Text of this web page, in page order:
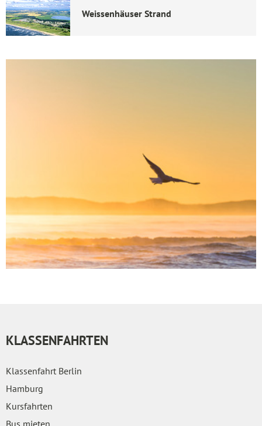
Weissenhäuser Strand
KLASSENFAHRTEN
Klassenfahrt Berlin
Hamburg
Kursfahrten
Bus mieten